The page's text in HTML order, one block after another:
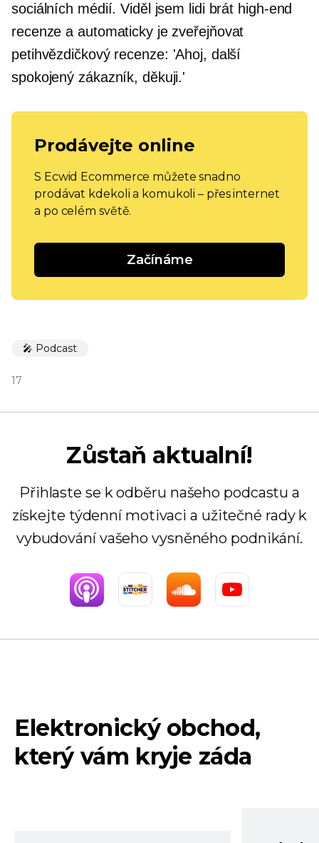
sociálních médií. Viděl jsem lidi brát high-end
recenze a automaticky je zveřejňovat
petihvězdičkovýrecenze: 'Ahoj, další
spokojený zákazník, děkuji.'
Prodávejte online
S Ecwid Ecommerce můžete snadno
prodávat kdekoli a komukoli – přes internet
a po celém světě.
Začínáme
🎤 Podcast
17
Zůstaň aktualní!
Přihlaste se k odběru našeho podcastu a
získejte týdenní motivaci a užitečné rady k
vybudování vašeho vysněného podnikání.
Elektronický obchod,
který vám kryje záda